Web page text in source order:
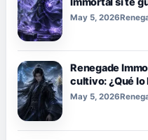
oscura.
May 5, 2026
Renegade
cultivo: ¿Qué
May 5, 2026